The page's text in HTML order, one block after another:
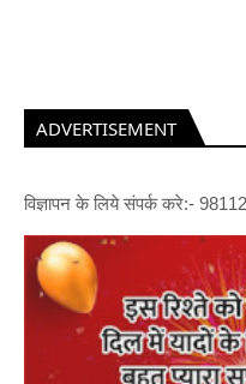
ADVERTISEMENT
विज्ञापन के लिये संपर्क करे:-